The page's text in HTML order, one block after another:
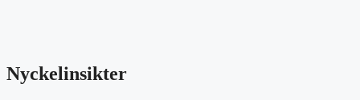
Nyckelinsikter